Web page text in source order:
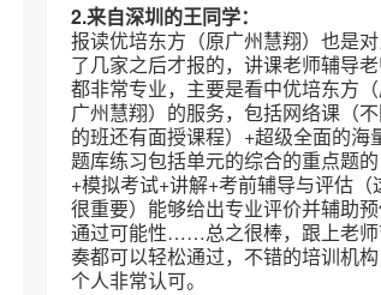
2.来自深圳的王同学：
报读优培东方（原广州慧翔）也是
了几家之后才报的，讲课老师辅导
都非常专业，主要是看中优培东方
广州慧翔）的服务，包括网络课（
的班还有面授课程）+超级全面的海
题库练习包括单元的综合的重点题的
+模拟考试+讲解+考前辅导与评估（
很重要）能够给出专业评价并辅助
通过可能性……总之很棒，跟上老
奏都可以轻松通过，不错的培训机构
个人非常认可。